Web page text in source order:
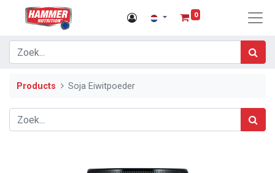
0
Products Soja Eiwitpoeder